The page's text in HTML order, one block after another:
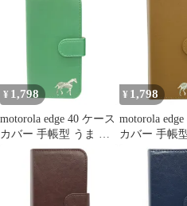
ス edge 40 Neoカバー
edge40Neoカバー "q-
ース タンド
motorola
全面保護 モ
6.55インチ 可
柔らかい
¥ 1,798
motorola edge 40 ケース
カバー 手帳型 うま 馬
edge 40ケース edge 40カ
バー edge40ケース
edge40カバー "4q-6pl-
¥ 1,798
motorola
カバー 手帳
edge 40ケー
バー edge40